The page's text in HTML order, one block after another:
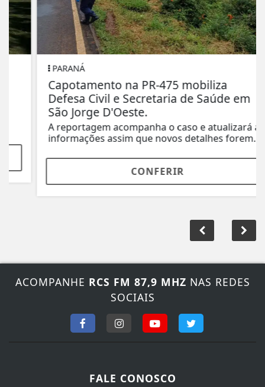
PARANÁ
Capotamento na PR-475 mobiliza
Defesa Civil e Secretaria de Saúde em
São Jorge D'Oeste.
A reportagem acompanha o caso e atualizará as
informações assim que novos detalhes forem...
CONFERIR
ACOMPANHE RCS FM 87,9 MHZ NAS REDES
SOCIAIS
FALE CONOSCO